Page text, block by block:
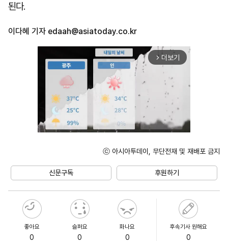
된다.
이다혜 기자 edaah@asiatoday.co.kr
arrow_forward_ios 더보기
ⓒ 아시아투데이, 무단전재 및 재배포 금지
신문구독 후원하기
좋아요
0
슬퍼요
0
화나요
0
후속기사 원해요
0